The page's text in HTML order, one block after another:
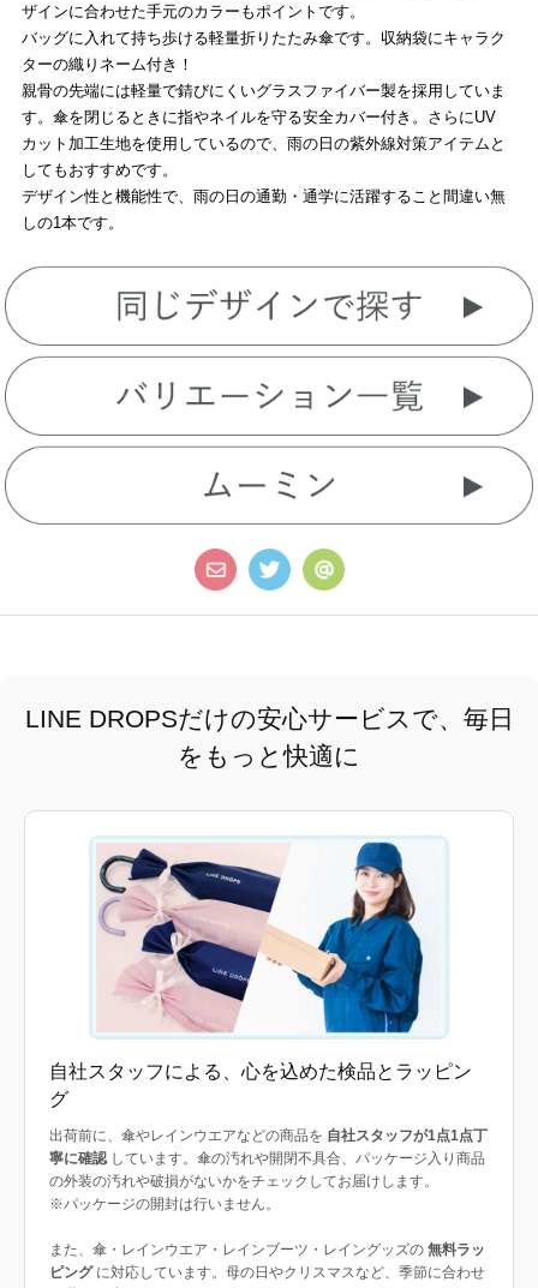
ザインに合わせた手元のカラーもポイントです。
バッグに入れて持ち歩ける軽量折りたたみ傘です。収納袋にキャラク
ターの織りネーム付き！
親骨の先端には軽量で錆びにくいグラスファイバー製を採用していま
す。傘を閉じるときに指やネイルを守る安全カバー付き。さらにUV
カット加工生地を使用しているので、雨の日の紫外線対策アイテムと
してもおすすめです。
デザイン性と機能性で、雨の日の通勤・通学に活躍すること間違い無
しの1本です。
LINE DROPSだけの安心サービスで、毎日
をもっと快適に
自社スタッフによる、心を込めた検品とラッピン
グ
出荷前に、傘やレインウエアなどの商品を 自社スタッフが1点1点丁
寧に確認 しています。傘の汚れや開閉不具合、パッケージ入り商品
の外装の汚れや破損がないかをチェックしてお届けします。
※パッケージの開封は行いません。
また、傘・レインウエア・レインブーツ・レイングッズの 無料ラッ
ピングに対応しています。母の日やクリスマスなど、季節に合わせ